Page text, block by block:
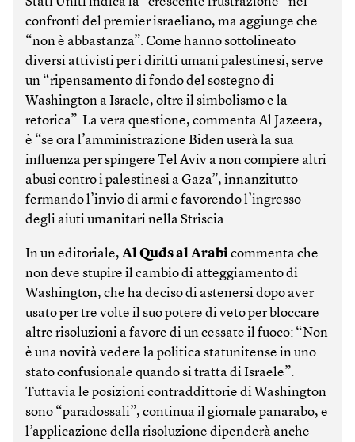
confronti del premier israeliano, ma aggiunge che
“non è abbastanza”. Come hanno sottolineato
diversi attivisti per i diritti umani palestinesi, serve
un “ripensamento di fondo del sostegno di
Washington a Israele, oltre il simbolismo e la
retorica”. La vera questione, commenta Al Jazeera,
è “se ora l’amministrazione Biden userà la sua
influenza per spingere Tel Aviv a non compiere altri
abusi contro i palestinesi a Gaza”, innanzitutto
fermando l’invio di armi e favorendo l’ingresso
degli aiuti umanitari nella Striscia.
In un editoriale, Al Quds al Arabicommenta che
non deve stupire il cambio di atteggiamento di
Washington, che ha deciso di astenersi dopo aver
usato per tre volte il suo potere di veto per bloccare
altre risoluzioni a favore di un cessate il fuoco: “Non
è una novità vedere la politica statunitense in uno
stato confusionale quando si tratta di Israele”.
Tuttavia le posizioni contraddittorie di Wash­ington
sono “paradossali”, continua il giornale panarabo, e
l’applicazione della risoluzione dipenderà anche